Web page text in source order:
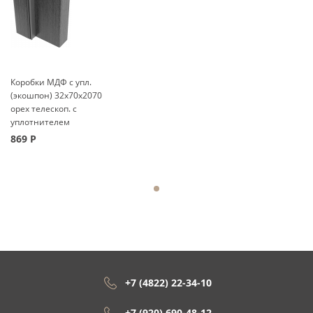
Коробки МДФ с упл.
(экошпон) 32x70x2070
орех телескоп. с
уплотнителем
869 Р
+7 (4822) 22-34-10